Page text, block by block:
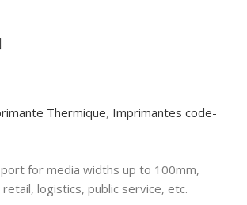
Thermique, Imprimantes code-
for media widths up to 100mm,
logistics, public service, etc.